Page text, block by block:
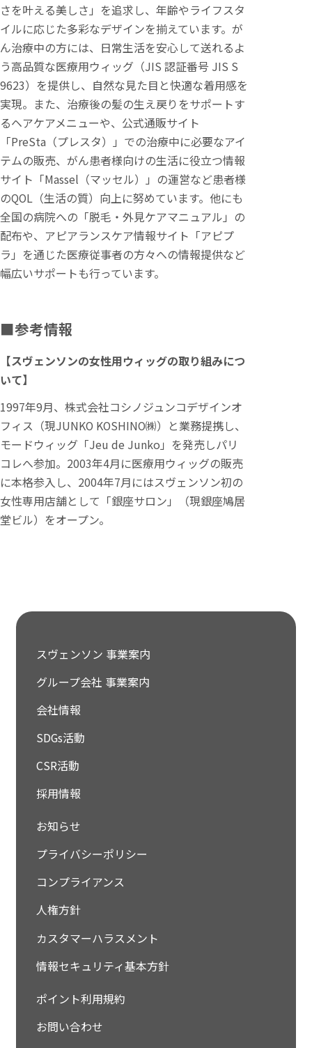
さを叶える美しさ」を追求し、年齢やライフスタ
イルに応じた多彩なデザインを揃えています。が
ん治療中の方には、日常生活を安心して送れるよ
う高品質な医療用ウィッグ（JIS 認証番号 JIS S
9623）を提供し、自然な見た目と快適な着用感を
実現。また、治療後の髪の生え戻りをサポートす
るヘアケアメニューや、公式通販サイト
「PreSta（プレスタ）」での治療中に必要なアイ
テムの販売、がん患者様向けの生活に役立つ情報
サイト「Massel（マッセル）」の運営など患者様
のQOL（生活の質）向上に努めています。他にも
全国の病院への「脱毛・外見ケアマニュアル」の
配布や、アピアランスケア情報サイト「アピプ
ラ」を通じた医療従事者の方々への情報提供など
幅広いサポートも行っています。
■参考情報
【スヴェンソンの女性用ウィッグの取り組みにつ
いて】
1997年9月、株式会社コシノジュンコデザインオ
フィス（現JUNKO KOSHINO㈱）と業務提携し、
モードウィッグ「Jeu de Junko」を発売しパリ
コレへ参加。2003年4月に医療用ウィッグの販売
に本格参入し、2004年7月にはスヴェンソン初の
女性専用店舗として「銀座サロン」（現銀座鳩居
堂ビル）をオープン。
スヴェンソン 事業案内
グループ会社 事業案内
会社情報
SDGs活動
CSR活動
採用情報
お知らせ
プライバシーポリシー
コンプライアンス
人権方針
カスタマーハラスメント
情報セキュリティ基本方針
ポイント利用規約
お問い合わせ